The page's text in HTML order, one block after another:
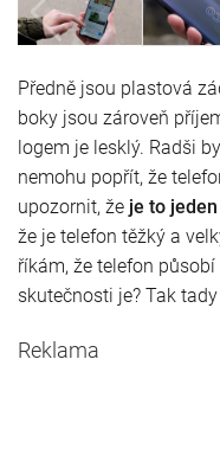
Předně jsou plastová
boky jsou zároveň
logem je lesklý. Radši
nemohu popřít, že
upozornit, že je to
že je telefon těžký a
říkám, že telefon
skutečnosti je? Tak
Reklama